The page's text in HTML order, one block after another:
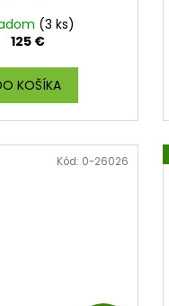
O
(3 ks)
125 €
KOŠÍKA
Kód: 0-26026